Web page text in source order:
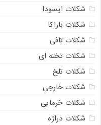
شکلات ایسودا
شکلات باراکا
شکلات تافی
شکلات تخته ای
شکلات تلخ
شکلات خارجی
شکلات خرمایی
شکلات دراژه